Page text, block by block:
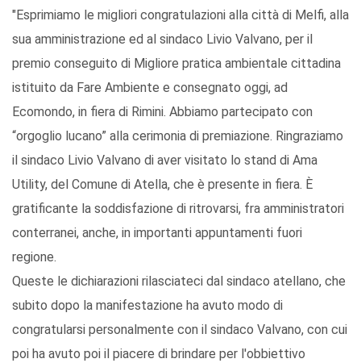
"Esprimiamo le migliori congratulazioni alla città di Melfi, alla
sua amministrazione ed al sindaco Livio Valvano, per il
premio conseguito di Migliore pratica ambientale cittadina
istituito da Fare Ambiente e consegnato oggi, ad
Ecomondo, in fiera di Rimini. Abbiamo partecipato con
“orgoglio lucano” alla cerimonia di premiazione. Ringraziamo
il sindaco Livio Valvano di aver visitato lo stand di Ama
Utility, del Comune di Atella, che è presente in fiera. È
gratificante la soddisfazione di ritrovarsi, fra amministratori
conterranei, anche, in importanti appuntamenti fuori
regione.
Queste le dichiarazioni rilasciateci dal sindaco atellano, che
subito dopo la manifestazione ha avuto modo di
congratularsi personalmente con il sindaco Valvano, con cui
poi ha avuto poi il piacere di brindare per l'obbiettivo